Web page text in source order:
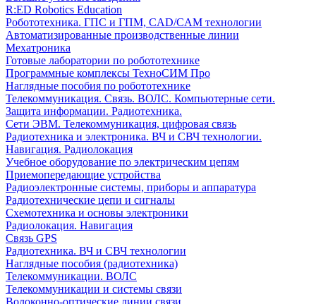
R:ED Robotics Education
Робототехника. ГПС и ГПМ, CAD/CAM технологии
Автоматизированные производственные линии
Мехатроника
Готовые лаборатории по робототехнике
Программные комплексы ТехноСИМ Про
Наглядные пособия по робототехнике
Телекоммуникация. Связь. ВОЛС. Компьютерные сети.
Защита информации. Радиотехника.
Сети ЭВМ. Телекоммуникация, цифровая связь
Радиотехника и электроника. ВЧ и СВЧ технологии.
Навигация. Радиолокация
Учебное оборудование по электрическим цепям
Приемопередающие устройства
Радиоэлектронные системы, приборы и аппаратура
Радиотехнические цепи и сигналы
Схемотехника и основы электроники
Радиолокация. Навигация
Связь GPS
Радиотехника. ВЧ и СВЧ технологии
Наглядные пособия (радиотехника)
Телекоммуникации. ВОЛС
Телекоммуникации и системы связи
Волоконно-оптические линии связи